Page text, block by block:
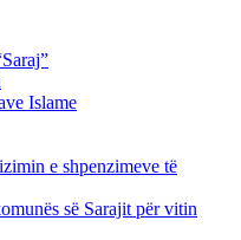
Islame
e shpenzimeve të
së Sarajit për vitin